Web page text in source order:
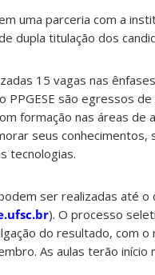
uma parceria com a
dupla titulação dos
15 vagas nas
PPGESE são egressos
formação nas áreas de
seus
tecnologias.
ser realizadas até
). O processo
do resultado, com
As aulas terão